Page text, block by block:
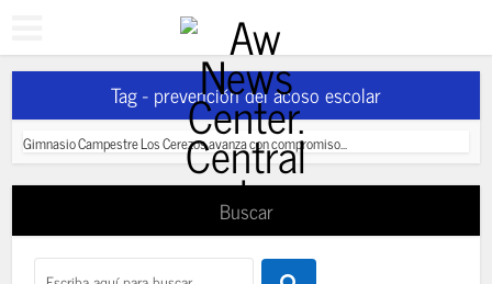
Tag - prevención del acoso escolar
Gimnasio Campestre Los Cerezos avanza con compromiso...
Buscar